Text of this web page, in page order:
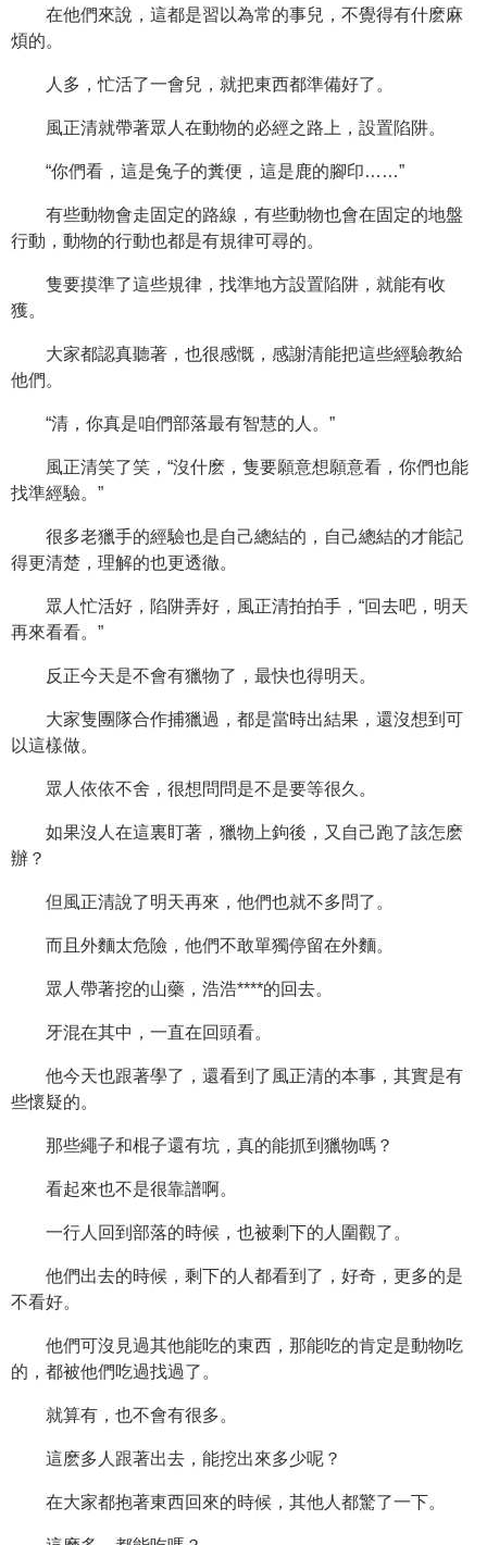
在他們來說，這都是習以為常的事兒，不覺得有什麽麻
煩的。
人多，忙活了一會兒，就把東西都準備好了。
風正清就帶著眾人在動物的必經之路上，設置陷阱。
“你們看，這是兔子的糞便，這是鹿的腳印……”
有些動物會走固定的路線，有些動物也會在固定的地盤
行動，動物的行動也都是有規律可尋的。
隻要摸準了這些規律，找準地方設置陷阱，就能有收
獲。
大家都認真聽著，也很感慨，感謝清能把這些經驗教給
他們。
“清，你真是咱們部落最有智慧的人。”
風正清笑了笑，“沒什麽，隻要願意想願意看，你們也能
找準經驗。”
很多老獵手的經驗也是自己總結的，自己總結的才能記
得更清楚，理解的也更透徹。
眾人忙活好，陷阱弄好，風正清拍拍手，“回去吧，明天
再來看看。”
反正今天是不會有獵物了，最快也得明天。
大家隻團隊合作捕獵過，都是當時出結果，還沒想到可
以這樣做。
眾人依依不舍，很想問問是不是要等很久。
如果沒人在這裏盯著，獵物上鉤後，又自己跑了該怎麽
辦？
但風正清說了明天再來，他們也就不多問了。
而且外麵太危險，他們不敢單獨停留在外麵。
眾人帶著挖的山藥，浩浩****的回去。
牙混在其中，一直在回頭看。
他今天也跟著學了，還看到了風正清的本事，其實是有
些懷疑的。
那些繩子和棍子還有坑，真的能抓到獵物嗎？
看起來也不是很靠譜啊。
一行人回到部落的時候，也被剩下的人圍觀了。
他們出去的時候，剩下的人都看到了，好奇，更多的是
不看好。
他們可沒見過其他能吃的東西，那能吃的肯定是動物吃
的，都被他們吃過找過了。
就算有，也不會有很多。
這麽多人跟著出去，能挖出來多少呢？
在大家都抱著東西回來的時候，其他人都驚了一下。